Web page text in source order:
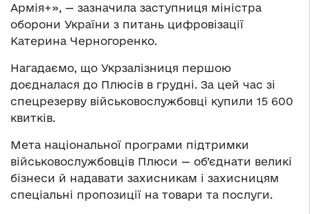
Армія+», — зазначила заступниця міністра
оборони України з питань цифровізації
Катерина Черногоренко.
Нагадаємо, що Укрзалізниця першою
доєдналася до Плюсів в грудні. За цей час зі
спецрезерву військовослужбовці купили 15 600
квитків.
Мета національної програми підтримки
військовослужбовців Плюси — об’єднати великі
бізнеси й надавати захисникам і захисницям
спеціальні пропозиції на товари та послуги.